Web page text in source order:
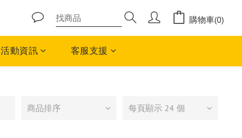
購物車(0)
活動資訊 客服支援
商品排序 每頁顯示 24 個